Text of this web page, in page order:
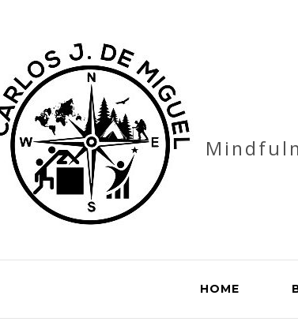
HOME